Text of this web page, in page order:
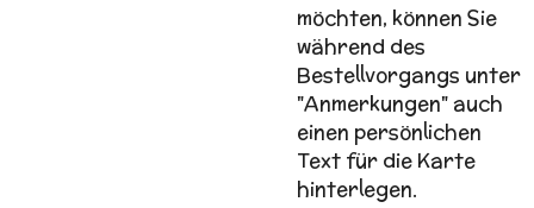
möchten, können Sie
während des
Bestellvorgangs unter
"Anmerkungen" auch
einen persönlichen
Text für die Karte
hinterlegen.